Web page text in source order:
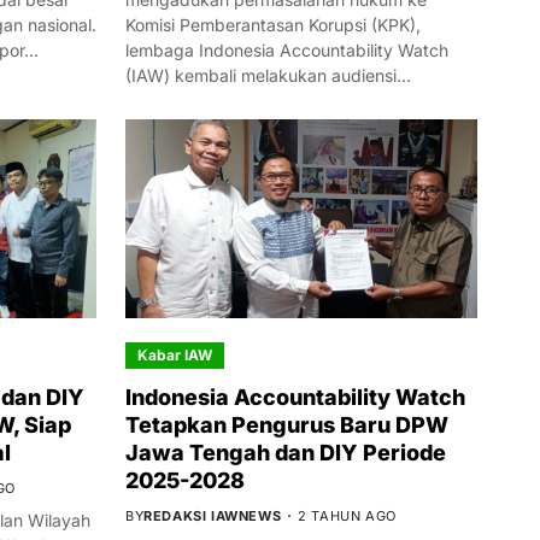
nasional.
Komisi Pemberantasan Korupsi (KPK),
lembaga Indonesia Accountability Watch
(IAW) kembali melakukan audiensi…
DIY
Siap
Wilayah
Kabar IAW
Indonesia Accountability Watch
Tetapkan Pengurus Baru DPW
Jawa Tengah dan DIY Periode
2025-2028
BYREDAKSI IAWNEWS 2 TAHUN AGO